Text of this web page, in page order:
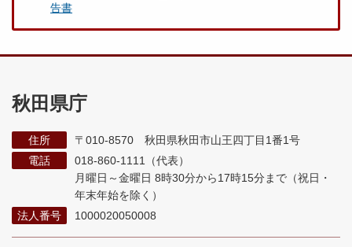
告書
秋田県庁
住所
〒010-8570 秋田県秋田市山王四丁目1番1号
電話
018-860-1111（代表）
月曜日～金曜日 8時30分から17時15分まで （祝日・
年末年始を除く）
法人番号
1000020050008